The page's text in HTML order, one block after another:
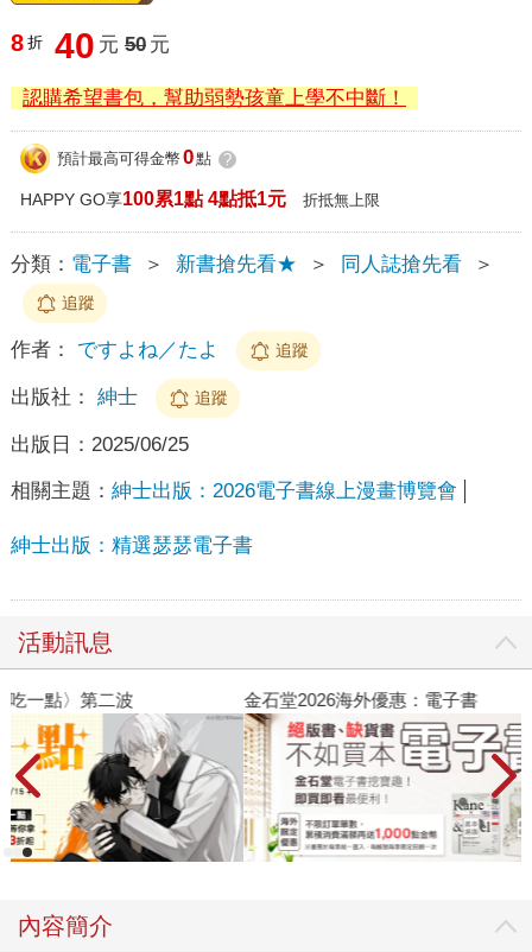
8 折 40 元 50 元
認購希望書包，幫助弱勢孩童上學不中斷！
預計最高可得金幣 0點 ?
HAPPY GO享100累1點 4點抵1元 折抵無上限
分類： 電子書 ＞ 新書搶先看★ ＞ 同人誌搶先看 ＞
追蹤
作者： ですよね／たよ 追蹤
出版社： 紳士 追蹤
出版日： 2025/06/25
相關主題： 紳士出版：2026電子書線上漫畫博覽會
紳士出版：精選瑟瑟電子書
活動訊息
金石堂2026海外優惠：電子書
內容簡介